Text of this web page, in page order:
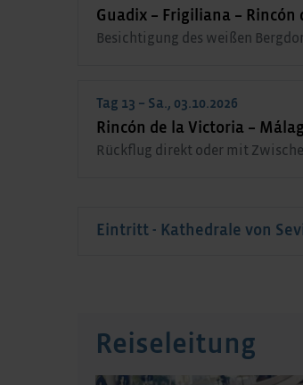
Guadix – Frigiliana – Rincón
Besichtigung des weißen
Tag 13 – Sa., 03.10.2026
Rincón de la Victoria –
Rückflug direkt oder mit
Eintritt - Kathedrale von
Reiseleitung